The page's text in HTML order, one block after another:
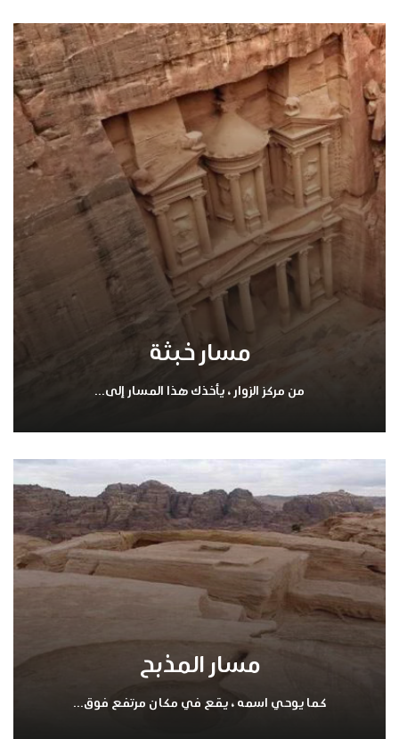
مسار خبثة
من مركز الزوار ، يأخذك هذا المسار إلى...
مسار المذبح
كما يوحي اسمه ، يقع في مكان مرتفع فوق...